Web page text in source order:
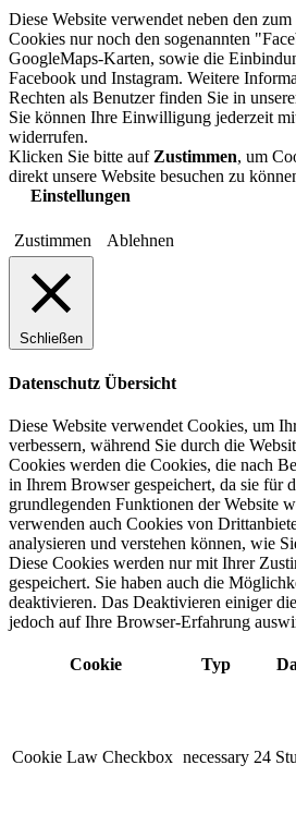
Diese Website verwendet neben den
Cookies nur noch den sogenannten
GoogleMaps-Karten, sowie die
Facebook und Instagram. Weitere
Rechten als Benutzer finden Sie in
Sie können Ihre Einwilligung jederzeit
widerrufen.
Klicken Sie bitte auf Zustimmen, um
direkt unsere Website besuchen zu
Einstellungen
Zustimmen Ablehnen
Schließen
Datenschutz Übersicht
Diese Website verwendet Cookies, um
verbessern, während Sie durch die
Cookies werden die Cookies, die nach
in Ihrem Browser gespeichert, da sie für
grundlegenden Funktionen der Website
verwenden auch Cookies von
analysieren und verstehen können, wie
Diese Cookies werden nur mit Ihrer
gespeichert. Sie haben auch die
deaktivieren. Das Deaktivieren einiger
jedoch auf Ihre Browser-Erfahrung
Cookie Typ
Cookie Law Checkbox necessary 24